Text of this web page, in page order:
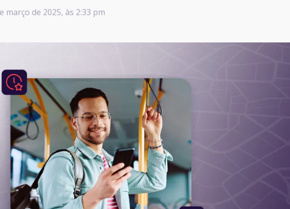
março de 2025, às 2:33 pm